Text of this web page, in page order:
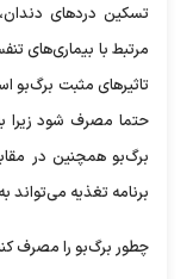
تسکین دردهای
مرتبط با بیماری‌های
تاثیرهای مثبت
حتما مصرف شود زیرا
برگ‌بو همچنین در
برنامه تغذیه
چطور برگ‌بو را مصرف